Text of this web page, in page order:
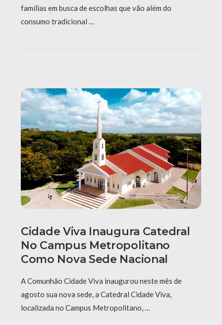
famílias em busca de escolhas que vão além do
consumo tradicional …
Cidade Viva Inaugura Catedral
No Campus Metropolitano
Como Nova Sede Nacional
A Comunhão Cidade Viva inaugurou neste mês de
agosto sua nova sede, a Catedral Cidade Viva,
localizada no Campus Metropolitano, …